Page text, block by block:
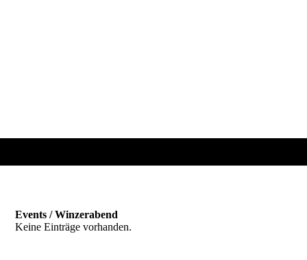
Events / Winzerabend
Keine Einträge vorhanden.